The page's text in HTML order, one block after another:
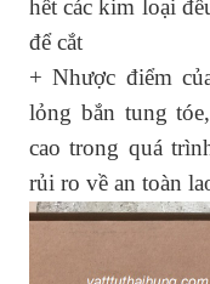
hết các kim loại
để cắt
+ Nhược điểm
lỏng bắn tung
cao trong quá
rủi ro về an toàn